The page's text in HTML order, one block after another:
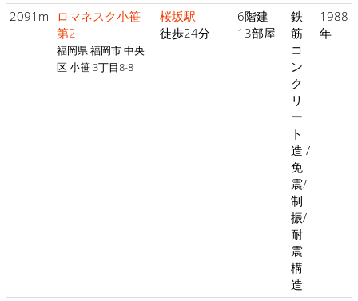
2091m
ロマネスク小笹
第2
福岡県 福岡市 中央
区 小笹 3丁目8-8
桜坂駅
徒歩24分
6階建
13部屋
鉄
筋
コ
ン
ク
リ
ー
ト
造 /
免
震/
制
振/
耐
震
構
造
1988
年